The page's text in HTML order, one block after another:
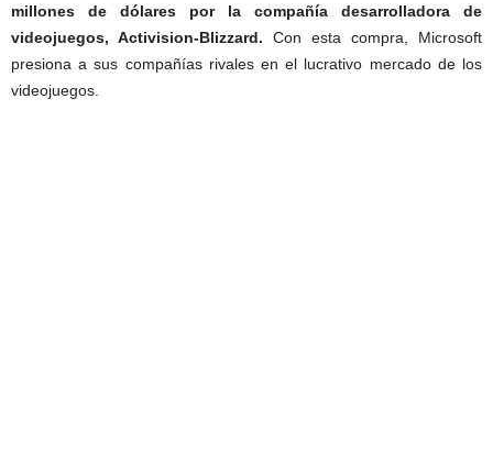
millones de dólares por la compañía desarrolladora de
videojuegos, Activision-Blizzard. Con esta compra, Microsoft
presiona a sus compañías rivales en el lucrativo mercado de los
videojuegos.